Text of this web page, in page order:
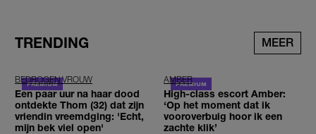
TRENDING MEER
BEDROGEN VROUW
Een paar uur na haar dood
ontdekte Thom (32) dat zijn
vriendin vreemdging: 'Echt,
mijn bek viel open'
AMBER
High-class escort Amber:
‘Op het moment dat ik
vooroverbuig hoor ik een
zachte klik’